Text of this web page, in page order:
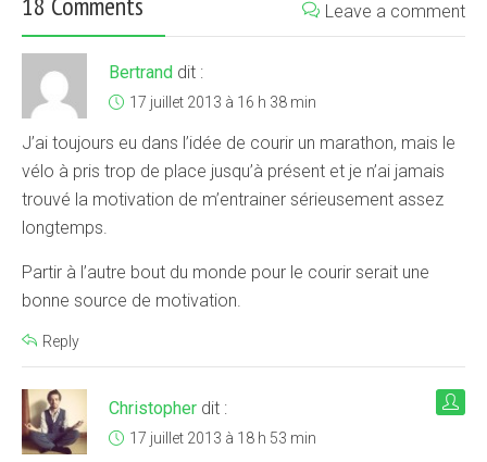
Leave a comment
Bertrand dit :
17 juillet 2013 à 16 h 38 min
J’ai toujours eu dans l’idée de courir un marathon, mais le
vélo à pris trop de place jusqu’à présent et je n’ai jamais
trouvé la motivation de m’entrainer sérieusement assez
longtemps.
Partir à l’autre bout du monde pour le courir serait une
bonne source de motivation.
Reply
Christopher dit :
17 juillet 2013 à 18 h 53 min